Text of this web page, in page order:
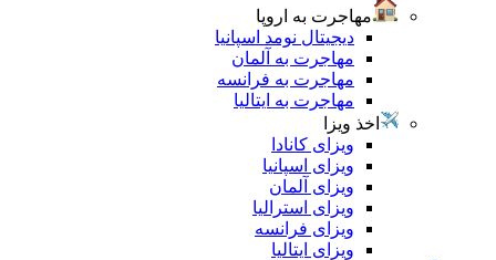
مهاجرت به اروپا
دیجیتال نومد اسپانیا
مهاجرت به آلمان
مهاجرت به فرانسه
مهاجرت به ایتالیا
اخذ ویزا
ویزای کانادا
ویزای اسپانیا
ویزای آلمان
ویزای استرالیا
ویزای فرانسه
ویزای ایتالیا